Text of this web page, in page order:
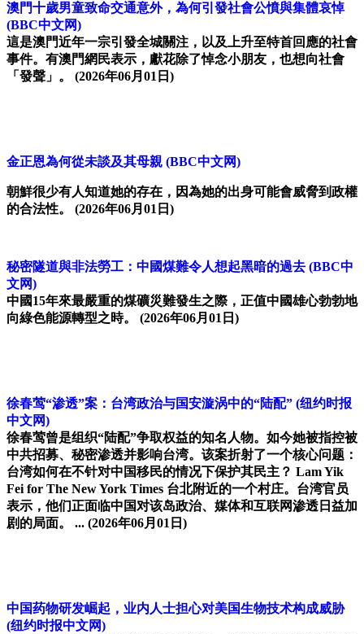
澳門十歲男童致命交通意外，為何引發社會公憤與集體哀悼
(BBC中文网)
這是澳門近年一宗引發全城關注，以及上升至特首回應的社會
事件。有澳門網民表示，獻花除了悼念小朋友，也想向社會
「發聲」。
(2026年06月01日)
金正恩為何從未談及其母親 (BBC中文网)
朝鮮很少有人知道她的存在，因為她的出身可能會威脅到政權
的合法性。
(2026年06月01日)
秘密隧道與非法勞工：中國煤難令人想起黑暗的過去 (BBC中
文网)
中國15年來最嚴重的煤礦災難發生之際，正值中國雄心勃勃地
向綠色能源轉型之時。
(2026年06月01日)
徐春莺“渗透”案：台湾政治与国安漩涡中的“陆配” (纽约时报
中文网)
徐春莺曾是组织“陆配”争取权益的知名人物。如今她被指控被
中共招募、秘密渗透并影响台湾。该案折射了一个核心问题：
台湾如何在不针对中国移民的情况下保护其民主？ Lam Yik
Fei for The New York Times 台北附近的一个村庄。台湾官员
表示，他们正面临中国对该岛政治、媒体和互联网渗透日益加
剧的局面。 ... (2026年06月01日)
中国药物研发崛起，业内人士担心对美国生物技术构成威胁
(纽约时报中文网)